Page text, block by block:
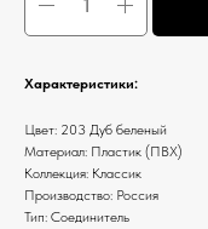
Характеристики:
Цвет: 203 Дуб беленый
Материал: Пластик (ПВХ)
Коллекция: Классик
Производство: Россия
Тип: Соединитель